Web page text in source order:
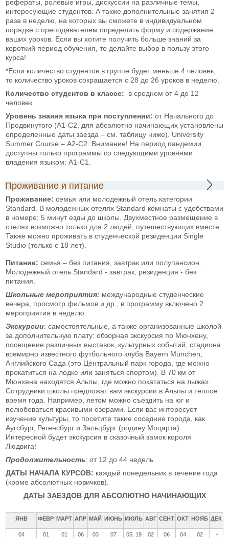
рефераты, ролевые игры, дискуссии на различные темы,
интересующие студентов. А также дополнительные занятия 2
раза в неделю, на которых вы сможете в индивидуальном
порядке с преподавателем определить форму и содержание
ваших уроков. Если вы хотите получить больше знаний за
короткий период обучения, то делайте выбор в пользу этого
курса!
*Если количество студентов в группе будет меньше 4 человек,
то количество уроков сокращается с 28 до 26 уроков в неделю.
Количество студентов в классе:
в среднем от 4 до 12
человек
Уровень знания языка при поступлении: от Начального до
Продвинутого (А1-С2, для абсолютно начинающих установлены
определенные даты заезда – см. таблицу ниже). University
Summer Course – А2-С2. Внимание! На период пандемии
доступны только программы со следующими уровнями
владения языком: А1-С1.
Проживание и питание
Проживание: семья или молодежный отель категории
Standard. В молодежных отелях Standard комнаты с удобствами
в номере; 5 минут езды до школы. Двухместное размещение в
отелях возможно только для 2 людей, путешествующих вместе.
Также можно проживать в студенческой резиденции Single
Studio (только с 18 лет).
Питание: семья – без питания, завтрак или полупансион.
Молодежный отель Standard - завтрак; резиденция - без
питания.
Школьные мероприятия: международные студенческие
вечера, просмотр фильмов и др., в программу включено 2
мероприятия в неделю.
Экскурсии: самостоятельные, а также организованные школой
за дополнительную плату: обзорная экскурсия по Мюнхену,
посещение различных выставок, культурных событий, стадиона
всемирно известного футбольного клуба Bayern Munchen,
Английского Сада (это Центральный парк города, где можно
прокатиться на лодке или заняться спортом). В 70 км от
Мюнхена находятся Альпы, где можно покататься на лыжах.
Сотрудники школы предложат вам экскурсии в Альпы и теплое
время года. Например, летом можно съездить на юг и
полюбоваться красивыми озерами. Если вас интересует
изучение культуры, то посетите такие соседние города, как
Аугсбург, Регенсбург и Зальцбург (родину Моцарта).
Интересной будет экскурсия в сказочный замок короля
Людвига!
Продолжительность: от 12 до 44 недель
ДАТЫ НАЧАЛА КУРСОВ: каждый понедельник в течение года
(кроме абсолютных новичков).
ДАТЫ ЗАЕЗДОВ ДЛЯ АБСОЛЮТНО НАЧИНАЮЩИХ
ЯНВ ФЕВР МАРТ АПР МАЙ ИЮНЬ ИЮЛЬ АВГ СЕНТ ОКТ НОЯБ ДЕК
04 01 01 06 03 07 05, 19 02 06 04 02 -